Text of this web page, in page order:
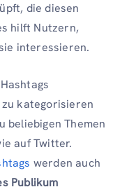
die diesen
hilft Nutzern,
interessieren.
kategorisieren
beliebigen Themen
auf Twitter.
werden auch
Publikum